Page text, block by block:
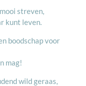
streven,
kunt leven.
boodschap voor
mag!
wild geraas,